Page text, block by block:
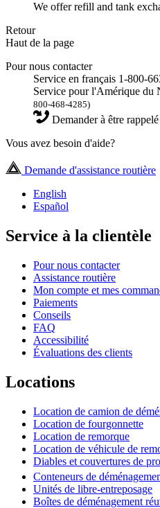
We offer refill and tank
Retour
Haut de la page
Pour nous contacter
Service en français 1-800-
Service pour l'Amérique
800-468-4285)
Demander à être rappelé
Vous avez besoin d'aide?
Demande d'assistance routière
English
Español
Service à la clientèle
Pour nous contacter
Assistance routière
Mon compte et mes
Paiements
Conseils
FAQ
Accessibilité
Évaluations des clients
Locations
Location de camion de
Location de fourgonnette
Location de remorque
Location de véhicule de
Diables et couvertures de
Conteneurs de
Unités de libre-entreposage
Boîtes de déménagement